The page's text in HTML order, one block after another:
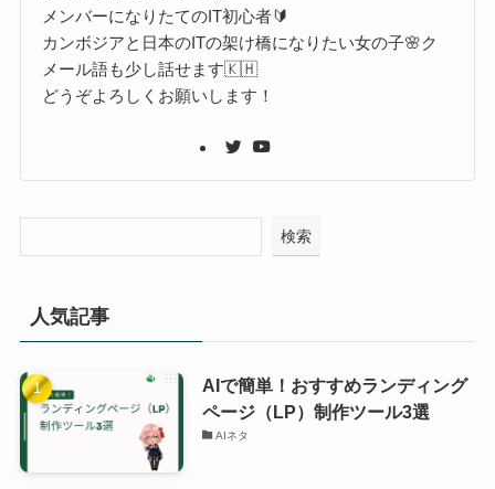
メンバーになりたてのIT初心者🔰
カンボジアと日本のITの架け橋になりたい女の子🌸ク
メール語も少し話せます🇰🇭
どうぞよろしくお願いします！
検索
人気記事
AIで簡単！おすすめランディング
ページ（LP）制作ツール3選
AIネタ